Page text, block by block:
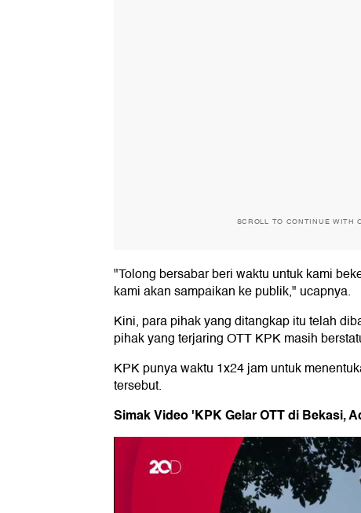
SCROLL TO CONTINUE WITH
"Tolong bersabar beri waktu untuk kami
kami akan sampaikan ke publik," ucapnya.
Kini, para pihak yang ditangkap itu telah
pihak yang terjaring OTT KPK masih
KPK punya waktu 1x24 jam untuk
tersebut.
Simak Video 'KPK Gelar OTT di Bekasi,